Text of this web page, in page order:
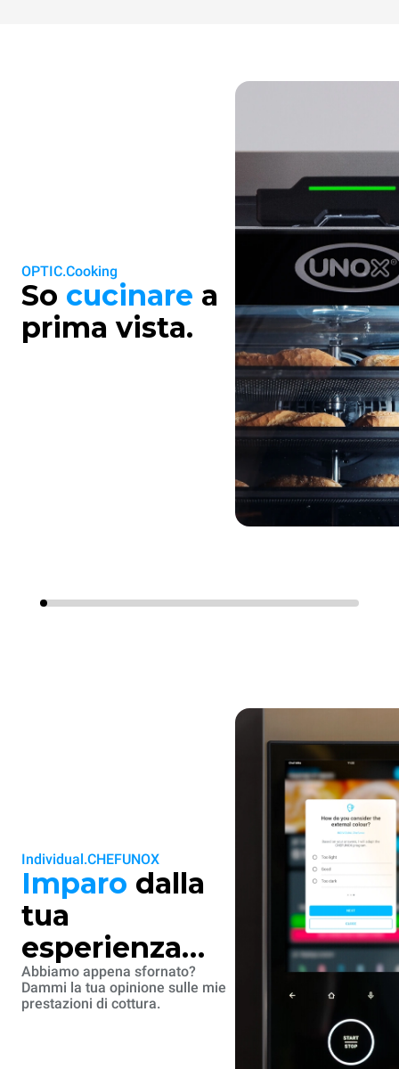
OPTIC.Cooking
So cucinare a
prima vista.
Individual.CHEFUNOX
Imparo dalla
tua
esperienza…
Abbiamo appena sfornato?
Dammi la tua opinione sulle mie
prestazioni di cottura.